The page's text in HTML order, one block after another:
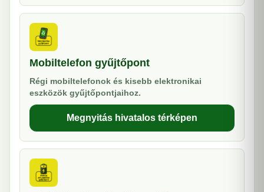
Mobiltelefon gyűjtőpont
Régi mobiltelefonok és kisebb elektronikai
eszközök gyűjtőpontjaihoz.
Megnyitás hivatalos térképen